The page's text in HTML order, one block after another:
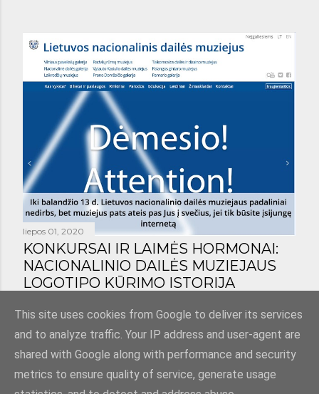
liepos 01, 2020
KONKURSAI IR LAIMĖS HORMONAI:
NACIONALINIO DAILĖS MUZIEJAUS
LOGOTIPO KŪRIMO ISTORIJA
This site uses cookies from Google to deliver its services
and to analyze traffic. Your IP address and user-agent are
shared with Google along with performance and security
metrics to ensure quality of service, generate usage